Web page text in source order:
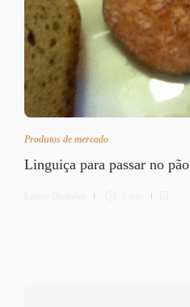
Produtos de mercado
Linguiça para passar no pão
Letícia Diethelm 3 min